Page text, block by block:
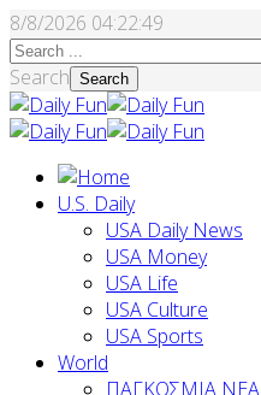
8/8/2026 04:22:50
Search Search
U.S. Daily
USA Daily News
USA Money
USA Life
USA Culture
USA Sports
World
ΠΑΓΚΟΣΜΙΑ ΝΕΑ